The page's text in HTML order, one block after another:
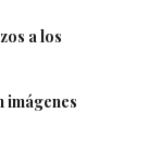
a los
imágenes